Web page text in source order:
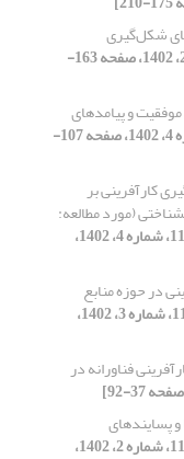
شکل‌گیری
[دوره 11، شماره 2، 1402، صفحه 163-
و پیامدهای
[دوره 11، شماره 4، 1402، صفحه 107-
کارآفرینی بر
(مورد مطالعه:
[دوره 11، شماره 4، 1402،
در حوزه منابع
[دوره 11، شماره 3، 1402،
فناورانه در
پسایندهای
[دوره 11، شماره 2، 1402،